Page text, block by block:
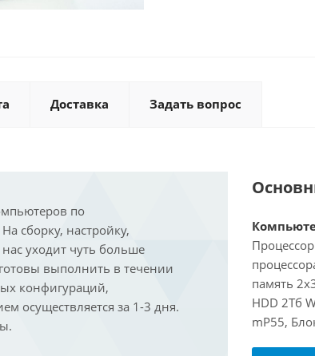
Доставка Задать вопрос
по
сборку, настройку,
уходит чуть больше
выполнить в течении
конфигураций,
осуществляется за 1-3 дня.
память
HDD 2Тб
mP55,